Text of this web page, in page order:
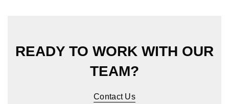
READY TO WORK WITH OUR
TEAM?
Contact Us